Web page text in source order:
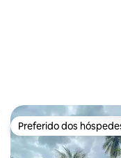
Preferido dos
Preferido dos